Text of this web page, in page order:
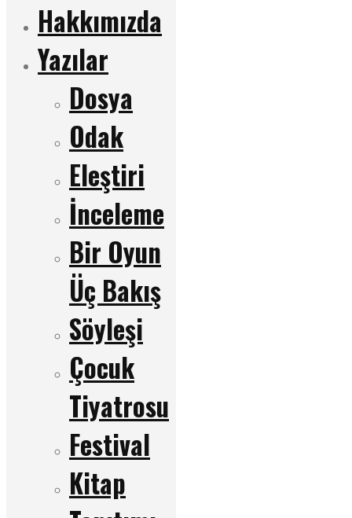
Hakkımızda
Yazılar
Dosya
Odak
Eleştiri
İnceleme
Bir Oyun
Üç Bakış
Söyleşi
Çocuk
Tiyatrosu
Festival
Kitap